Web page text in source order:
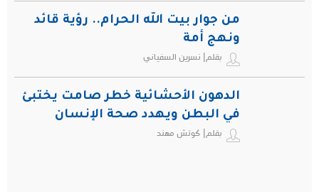
من جوار بيت الله الحرام.. رؤية قائد
ونهج أمة
بقلم| نسرين السفياني
الدهون الأحشائية خطر صامت يختبئ
في البطن ويهدد صحة الإنسان
بقلم| كوتش مهند